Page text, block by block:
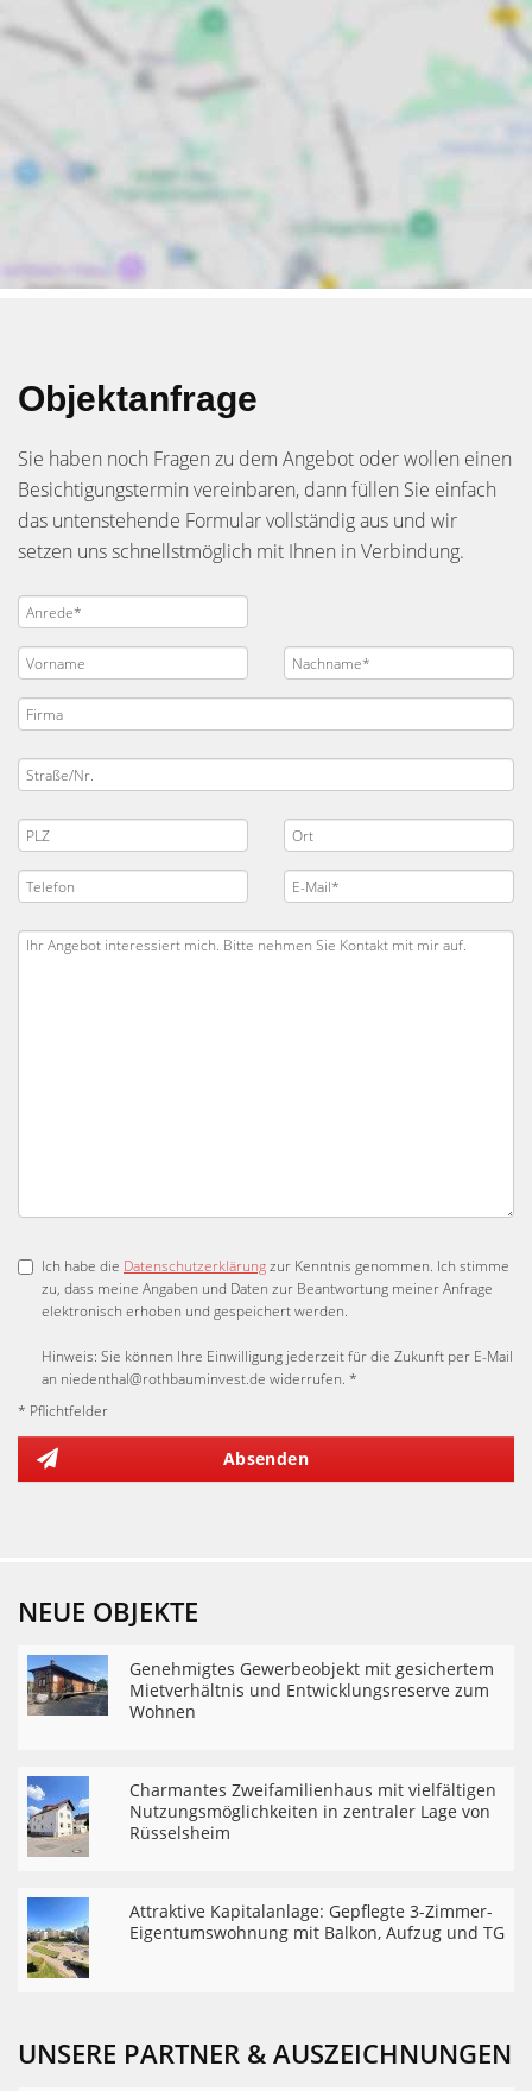
Objektanfrage
Sie haben noch Fragen zu dem Angebot oder wollen einen
Besichtigungstermin vereinbaren, dann füllen Sie einfach
das untenstehende Formular vollständig aus und wir
setzen uns schnellstmöglich mit Ihnen in Verbindung.
Ich habe die Datenschutzerklärungzur Kenntnis genommen. Ich stimme
zu, dass meine Angaben und Daten zur Beantwortung meiner Anfrage
elektronisch erhoben und gespeichert werden.
Hinweis: Sie können Ihre Einwilligung jederzeit für die Zukunft per E-Mail
an niedenthal@rothbauminvest.de widerrufen. *
* Pflichtfelder
Absenden
NEUE OBJEKTE
Genehmigtes Gewerbeobjekt mit gesichertem
Mietverhältnis und Entwicklungsreserve zum
Wohnen
Charmantes Zweifamilienhaus mit vielfältigen
Nutzungsmöglichkeiten in zentraler Lage von
Rüsselsheim
Attraktive Kapitalanlage: Gepflegte 3-Zimmer-
Eigentumswohnung mit Balkon, Aufzug und TG
UNSERE PARTNER & AUSZEICHNUNGEN